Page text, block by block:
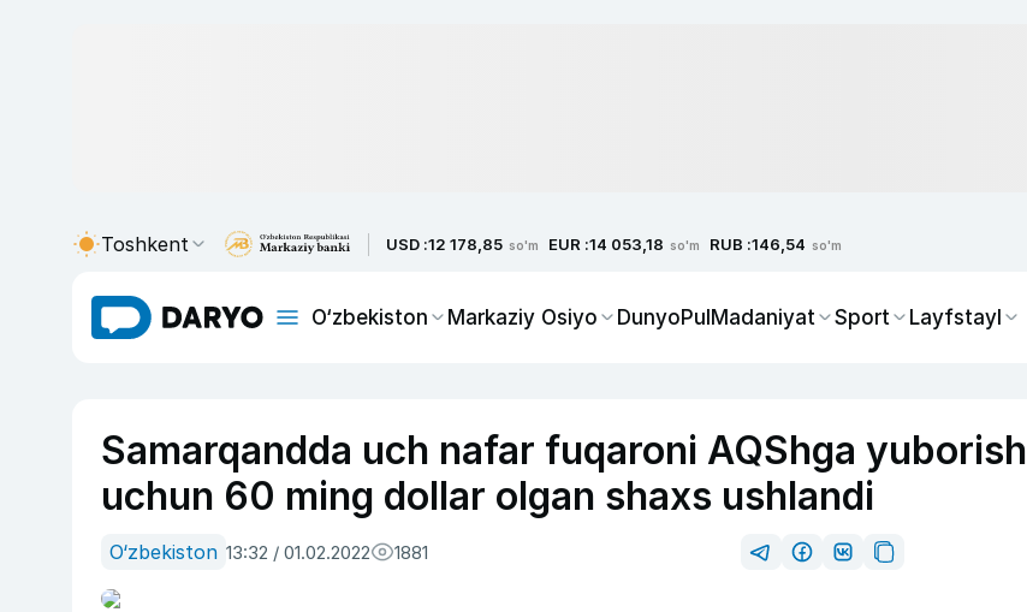
Toshkent USD :12 178,85 so'm EUR :14 053,18 so'm RUB :146,54 so'm
O‘zbekiston Markaziy Osiyo DunyoPulMadaniyat Sport Layfstayl
Samarqandda uch nafar fuqaroni AQShga yuborish
uchun 60 ming dollar olgan shaxs ushlandi
O‘zbekiston 13:32 / 01.02.2022 1881